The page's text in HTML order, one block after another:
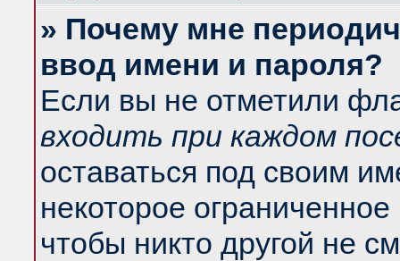
» Почему мне
ввод имени и пароля?
Если вы не отметили
входить при каждом
оставаться под своим
некоторое
чтобы никто другой не